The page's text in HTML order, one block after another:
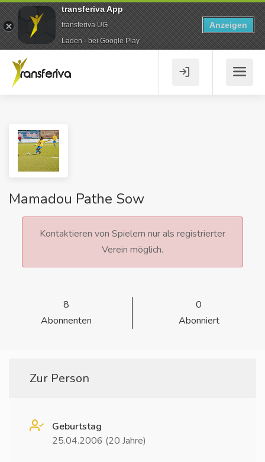
Mamadou Pathe Sow
Kontaktieren von Spielern nur als registrierter
Verein möglich.
8
Abonnenten
0
Abonniert
Zur Person
Geburtstag
25.04.2006 (20 Jahre)
transferiva App
transferiva UG
Laden - bei Google Play
Anzeigen